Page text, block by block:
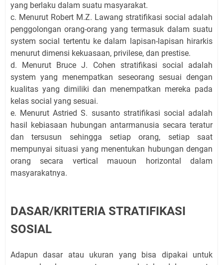
yang berlaku dalam suatu masyarakat.
c. Menurut Robert M.Z. Lawang stratifikasi social adalah
penggolongan orang-orang yang termasuk dalam suatu
system social tertentu ke dalam lapisan-lapisan hirarkis
menurut dimensi kekuasaan, privilese, dan prestise.
d. Menurut Bruce J. Cohen stratifikasi social adalah
system yang menempatkan seseorang sesuai dengan
kualitas yang dimiliki dan menempatkan mereka pada
kelas social yang sesuai.
e. Menurut Astried S. susanto stratifikasi social adalah
hasil kebiasaan hubungan antarmanusia secara teratur
dan tersusun sehingga setiap orang, setiap saat
mempunyai situasi yang menentukan hubungan dengan
orang secara vertical mauoun horizontal dalam
masyarakatnya.
DASAR/KRITERIA STRATIFIKASI
SOSIAL
Adapun dasar atau ukuran yang bisa dipakai untuk